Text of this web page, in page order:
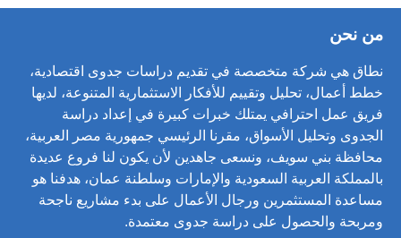
من نحن
نطاق هي شركة متخصصة في تقديم دراسات جدوى اقتصادية،
خطط أعمال، تحليل وتقييم للأفكار الاستثمارية المتنوعة، لديها
فريق عمل احترافي يمتلك خبرات كبيرة في إعداد دراسة
الجدوى وتحليل الأسواق، مقرنا الرئيسي جمهورية مصر العربية،
محافظة بني سويف، ونسعى جاهدين لأن يكون لنا فروع عديدة
بالمملكة العربية السعودية والإمارات وسلطنة عمان، هدفنا هو
مساعدة المستثمرين ورجال الأعمال على بدء مشاريع ناجحة
ومربحة والحصول على دراسة جدوى معتمدة.